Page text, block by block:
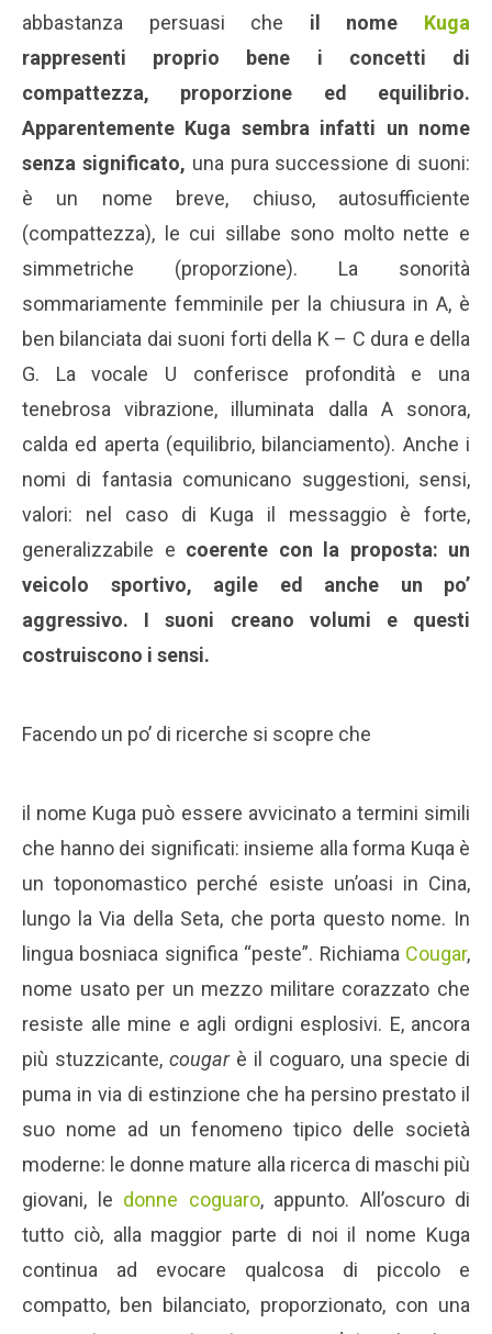
abbastanza persuasi che il nome Kuga
rappresenti proprio bene i concetti di
compattezza, proporzione ed equilibrio.
Apparentemente Kuga sembra infatti un nome
senza significato, una pura successione di suoni:
è un nome breve, chiuso, autosufficiente
(compattezza), le cui sillabe sono molto nette e
simmetriche (proporzione). La sonorità
sommariamente femminile per la chiusura in A, è
ben bilanciata dai suoni forti della K – C dura e della
G. La vocale U conferisce profondità e una
tenebrosa vibrazione, illuminata dalla A sonora,
calda ed aperta (equilibrio, bilanciamento). Anche i
nomi di fantasia comunicano suggestioni, sensi,
valori: nel caso di Kuga il messaggio è forte,
generalizzabile e coerente con la proposta: un
veicolo sportivo, agile ed anche un po’
aggressivo. I suoni creano volumi e questi
costruiscono i sensi.
Facendo un po’ di ricerche si scopre che
il nome Kuga può essere avvicinato a termini simili
che hanno dei significati: insieme alla forma Kuqa è
un toponomastico perché esiste un’oasi in Cina,
lungo la Via della Seta, che porta questo nome. In
lingua bosniaca significa “peste”. Richiama Cougar,
nome usato per un mezzo militare corazzato che
resiste alle mine e agli ordigni esplosivi. E, ancora
più stuzzicante, cougarè il coguaro, una specie di
puma in via di estinzione che ha persino prestato il
suo nome ad un fenomeno tipico delle società
moderne: le donne mature alla ricerca di maschi più
giovani, le donne coguaro, appunto. All’oscuro di
tutto ciò, alla maggior parte di noi il nome Kuga
continua ad evocare qualcosa di piccolo e
compatto, ben bilanciato, proporzionato, con una